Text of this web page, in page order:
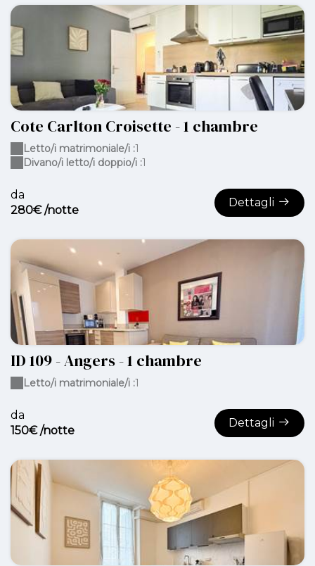
Cote Carlton Croisette - 1 chambre
da
280€ /notte
Dettagli
Letto/i matrimoniale/i :1
Divano/i letto/i doppio/i :1
ID 109 - Angers - 1 chambre
da
150€ /notte
Dettagli
Letto/i matrimoniale/i :1